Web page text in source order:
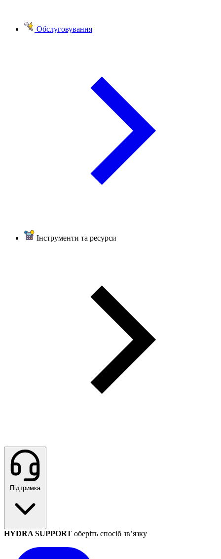
Обслуговування
Інструменти та ресурси
Підтримка
HYDRA SUPPORT оберіть спосіб зв’язку